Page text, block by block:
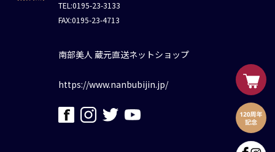
TEL:0195-23-3133
FAX:0195-23-4713
南部美人 蔵元直送ネットショップ
https://www.nanbubijin.jp/